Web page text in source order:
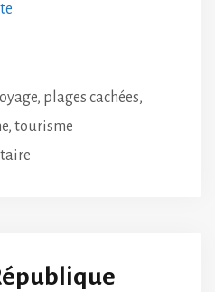
, plages cachées,
, tourisme